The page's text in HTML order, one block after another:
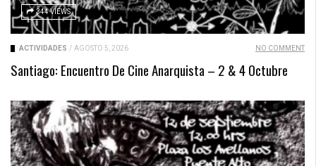
344 VIEWS
ACTIVIDADES / AGOSTO 5, 2026 NO COMMENT
Santiago: Encuentro De Cine Anarquista – 2 & 4 Octubre